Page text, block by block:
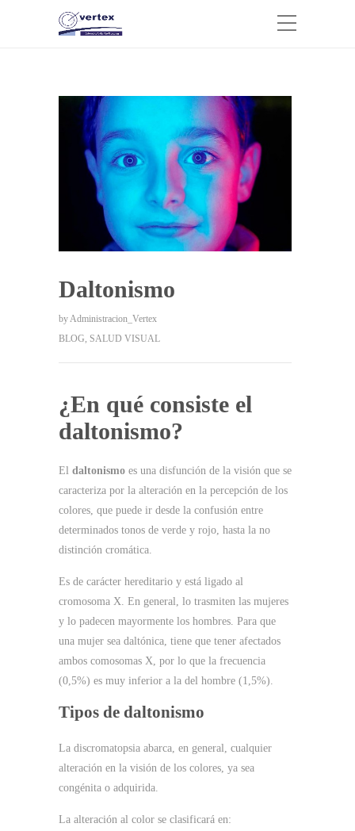
Daltonismo
byAdministracion_Vertex
BLOG, SALUD VISUAL
¿En qué consiste el
daltonismo?
El daltonismo es una disfunción de la visión que se
caracteriza por la alteración en la percepción de los
colores, que puede ir desde la confusión entre
determinados tonos de verde y rojo, hasta la no
distinción cromática.
Es de carácter hereditario y está ligado al
cromosoma X. En general, lo trasmiten las mujeres
y lo padecen mayormente los hombres. Para que
una mujer sea daltónica, tiene que tener afectados
ambos comosomas X, por lo que la frecuencia
(0,5%) es muy inferior a la del hombre (1,5%).
Tipos de daltonismo
La discromatopsia abarca, en general, cualquier
alteración en la visión de los colores, ya sea
congénita o adquirida.
La alteración al color se clasificará en: